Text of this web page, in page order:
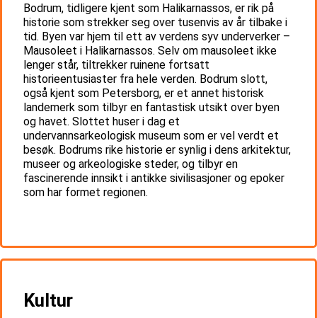
Bodrum, tidligere kjent som Halikarnassos, er rik på
historie som strekker seg over tusenvis av år tilbake i
tid. Byen var hjem til ett av verdens syv underverker –
Mausoleet i Halikarnassos. Selv om mausoleet ikke
lenger står, tiltrekker ruinene fortsatt
historieentusiaster fra hele verden. Bodrum slott,
også kjent som Petersborg, er et annet historisk
landemerk som tilbyr en fantastisk utsikt over byen
og havet. Slottet huser i dag et
undervannsarkeologisk museum som er vel verdt et
besøk. Bodrums rike historie er synlig i dens arkitektur,
museer og arkeologiske steder, og tilbyr en
fascinerende innsikt i antikke sivilisasjoner og epoker
som har formet regionen.
Kultur